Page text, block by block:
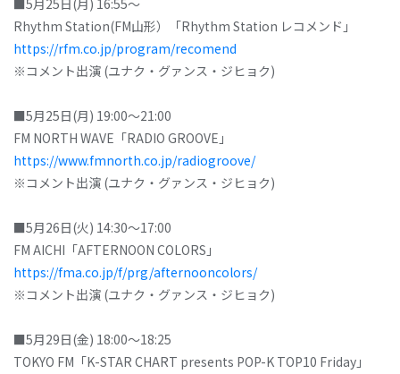
■5月25日(月) 16:55～
Rhythm Station(FM山形）「Rhythm Station レコメンド」
https://rfm.co.jp/program/recomend
※コメント出演 (ユナク・グァンス・ジヒョク)
■5月25日(月) 19:00～21:00
FM NORTH WAVE「RADIO GROOVE」
https://www.fmnorth.co.jp/radiogroove/
※コメント出演 (ユナク・グァンス・ジヒョク)
■5月26日(火) 14:30～17:00
FM AICHI「AFTERNOON COLORS」
https://fma.co.jp/f/prg/afternooncolors/
※コメント出演 (ユナク・グァンス・ジヒョク)
■5月29日(金) 18:00～18:25
TOKYO FM「K-STAR CHART presents POP-K TOP10 Friday」